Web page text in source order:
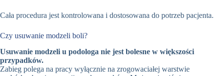
Cała procedura jest kontrolowana i dostosowana do potrzeb pacjenta.
Czy usuwanie modzeli boli?
Usuwanie modzeli u podologa nie jest bolesne w większości
przypadków.
Zabieg polega na pracy wyłącznie na zrogowaciałej warstwie